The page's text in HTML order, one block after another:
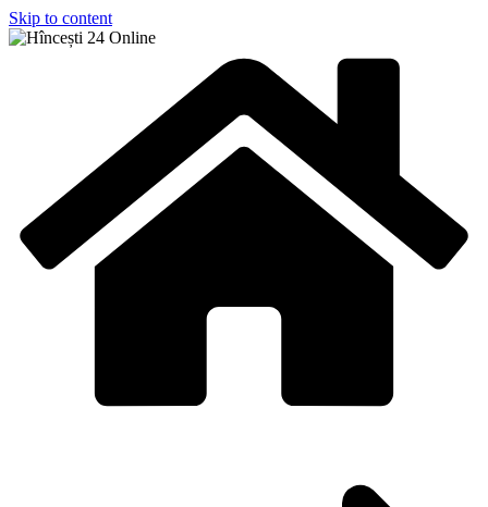
Skip to content